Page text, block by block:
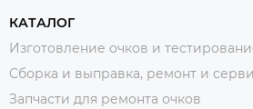
КАТАЛОГ
Изготовление очков и
Сборка и выправка, ремонт и
Запчасти для ремонта очков